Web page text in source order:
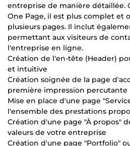
entreprise de manière détaillée.
One Page, il est plus complet et
plusieurs pages. Il inclut
permettant aux visiteurs de
l'entreprise en ligne.
Création de l'en-tête (Header)
et intuitive
Création soignée de la page
première impression percutante
Mise en place d'une page
l'ensemble des prestations
Création d'une page "À propos"
valeurs de votre entreprise
Création d'une page "Portfolio"